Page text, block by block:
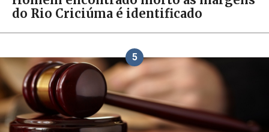
do Rio Criciúma é identificado
5